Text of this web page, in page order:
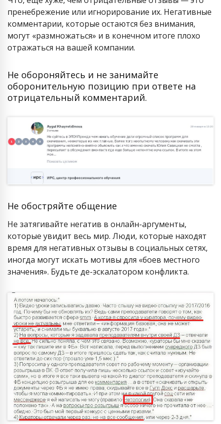
пренебрежение или игнорирование их. Негативные
комментарии, которые остаются без внимания,
могут «размножаться» и в конечном итоге плохо
отражаться на вашей компании.
Не обороняйтесь и не занимайте
оборонительную позицию при ответе на
отрицательный комментарий.
Не обостряйте общение
Не затягивайте негатив в онлайн-аргументы,
которые увидит весь мир. Люди, которые находят
время для негативных отзывы в социальных сетях,
иногда могут искать мотивы для «боев местного
значения». Будьте де-эскалатором конфликта.